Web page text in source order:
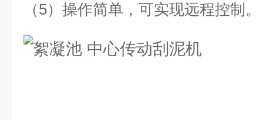
（5）操作简单，可实现远程控制。